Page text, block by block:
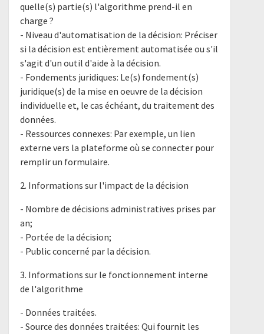
quelle(s) partie(s) l'algorithme prend-il en
charge ?
- Niveau d'automatisation de la décision: Préciser
si la décision est entièrement automatisée ou s'il
s'agit d'un outil d'aide à la décision.
- Fondements juridiques: Le(s) fondement(s)
juridique(s) de la mise en oeuvre de la décision
individuelle et, le cas échéant, du traitement des
données.
- Ressources connexes: Par exemple, un lien
externe vers la plateforme où se connecter pour
remplir un formulaire.
2. Informations sur l'impact de la décision
- Nombre de décisions administratives prises par
an;
- Portée de la décision;
- Public concerné par la décision.
3. Informations sur le fonctionnement interne
de l'algorithme
- Données traitées.
- Source des données traitées: Qui fournit les